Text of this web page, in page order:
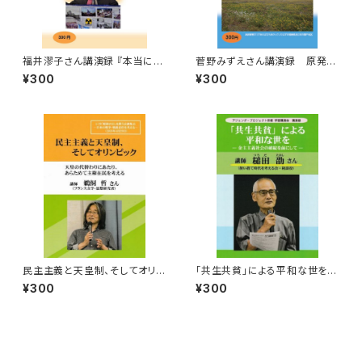
福井漻子さん講演録 『本当に美
しいもの、いいものを次世代に
―私の戦争・戦後体験から―』
¥300
菅野みずえさん講演録 原発事
故で失った「豊かな暮らし」
¥300
民主主義と天皇制、そしてオリン
ピック（鵜飼哲さん講演録）
¥300
「共生共貧」による平和な世を
―金主主義社会の破綻を前にし
て―（槌田劭さん講演録）
¥300